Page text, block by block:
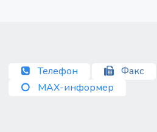
Телефон Факс
MAX-информер